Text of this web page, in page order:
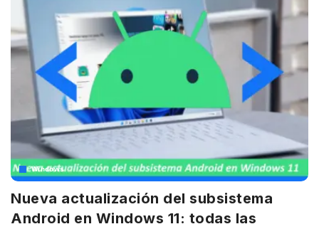
Windows
Nueva actualización del subsistema
Android en Windows 11: todas las